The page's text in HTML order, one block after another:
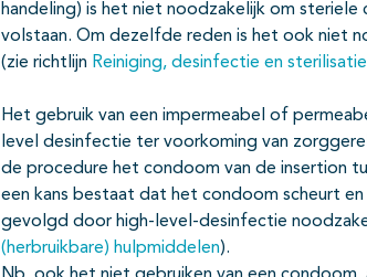
handeling) is het niet noodzakelijk om
volstaan. Om dezelfde reden is het ook niet
(zie richtlijn Reiniging, desinfectie en
Het gebruik van een impermeabel of
level desinfectie ter voorkoming van
de procedure het condoom van de insertion
een kans bestaat dat het condoom scheurt
gevolgd door high-level-desinfectie
(herbruikbare) hulpmiddelen).